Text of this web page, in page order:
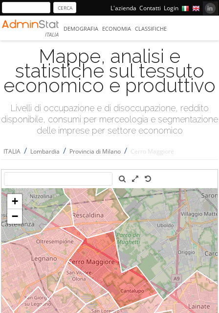
L'azienda Contatti Login
ITALIA
DEMOGRAFIA ECONOMIA CLASSIFICHE
Mappe, analisi e
statistiche sul tessuto
economico e produttivo
Livelli di occupazione e di disoccupazione, reddito
disponibile, consumi per merceologia e segmentazione
delle imprese per settore economico
ITALIA / Lombardia / Provincia di Milano / Cerro Maggiore